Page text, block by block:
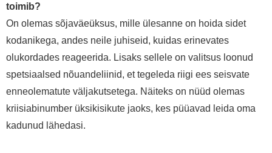
toimib?
On olemas sõjaväeüksus, mille ülesanne on hoida sidet
kodanikega, andes neile juhiseid, kuidas erinevates
olukordades reageerida. Lisaks sellele on valitsus loonud
spetsiaalsed nõuandeliinid, et tegeleda riigi ees seisvate
enneolematute väljakutsetega. Näiteks on nüüd olemas
kriisiabinumber üksikisikute jaoks, kes püüavad leida oma
kadunud lähedasi.